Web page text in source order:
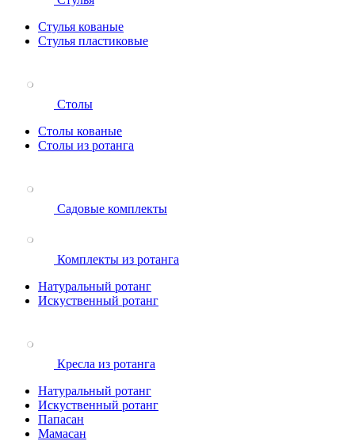
Стулья кованые
Стулья пластиковые
Столы
Столы кованые
Столы из ротанга
Садовые комплекты
Комплекты из ротанга
Натуральный ротанг
Искуственный ротанг
Кресла из ротанга
Натуральный ротанг
Искуственный ротанг
Папасан
Мамасан